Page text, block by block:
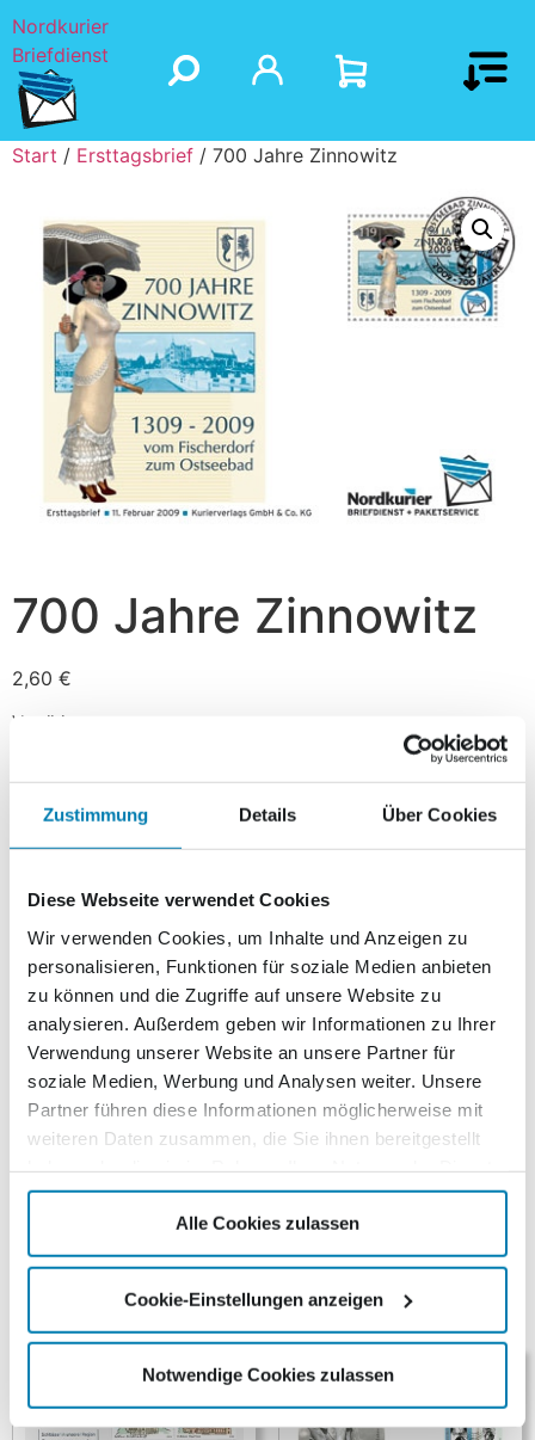
Zustimmung Details Über Cookies
Diese Webseite verwendet Cookies
Wir verwenden Cookies, um Inhalte und Anzeigen zu
personalisieren, Funktionen für soziale Medien anbieten
zu können und die Zugriffe auf unsere Website zu
analysieren. Außerdem geben wir Informationen zu Ihrer
Verwendung unserer Website an unsere Partner für
soziale Medien, Werbung und Analysen weiter. Unsere
Partner führen diese Informationen möglicherweise mit
weiteren Daten zusammen, die Sie ihnen bereitgestellt
gesammelt haben.
Alle Cookies zulassen
Cookie-Einstellungen anzeigen
Notwendige Cookies zulassen
Nordkurier
Briefdienst
Start / Ersttagsbrief / 700 Jahre Zinnowitz
700 Jahre Zinnowitz
2,60 €
Vorrätig
In den Warenkorb
Beschreibung
Das heutige Ostseebad Zinnowitz wurde vor 700
Jahren, im Jahre 1309, zum ersten Mal als kleines
Fischerdorf urkundlich erwähnt. Anlässlich dieses
Jubiläums wurde am 11. Februar 2009 eine eigene
Sonderbriefmarke mit dem Kurierverlag herausgegeben.
Es handelt sich dabei erstmals um eine selbstklebende
Wertmarke für den Gro&szuml;brief (1,19 EURO). Als
Motiv wurde eine Ortsansicht aus der Perspektive der
Seebrücke gewählt.
Ähnliche Produkte